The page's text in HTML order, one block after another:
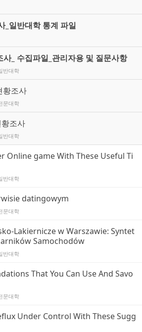
_일반대학 통계 파일
_ 수집파일_관리자용 및 질문사항
반대학
황조사
문대학
조사
반대학
Online game With These Useful Ti
반대학
datingowym
문대학
Lakiernicze w Warszawie: Syntet
Samochodów
반대학
That You Can Use And Savo
문대학
Under Control With These Sugg